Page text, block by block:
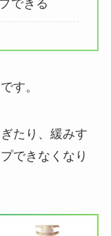
できる
す。
たり、緩みす
できなくなり